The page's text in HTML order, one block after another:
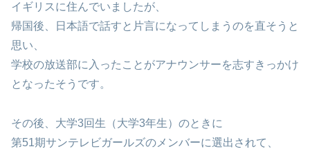
イギリスに住んでいましたが、
帰国後、日本語で話すと片言になってしまうのを直そうと
思い、
学校の放送部に入ったことがアナウンサーを志すきっかけ
となったそうです。
その後、大学3回生（大学3年生）のときに
第51期サンテレビガールズのメンバーに選出されて、